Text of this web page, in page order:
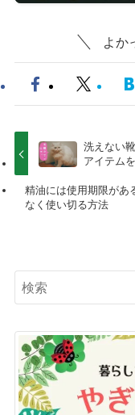
よか
洗えない
アイテム
精油には使用期限があ
なく使い切る方法